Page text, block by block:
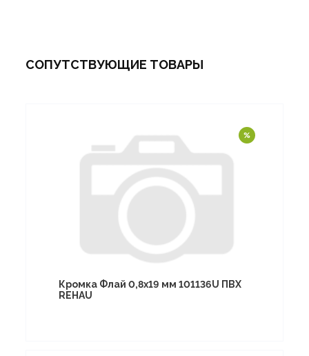
СОПУТСТВУЮЩИЕ ТОВАРЫ
Кромка Флай 0,8х19 мм 101136U ПВХ
REHAU